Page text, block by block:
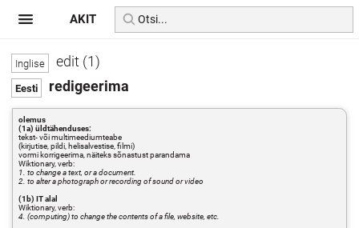
edit (1)
redigeerima
olemus
(1a) üldtähenduses:
tekst- või multimeediumteabe
(kirjutise, pildi, helisalvestise, filmi)
vormi korrigeerima, näiteks sõnastust parandama
Wiktionary, verb:
1. to change a text, or a document.
2. to alter a photograph or recording of sound or video
(1b) IT alal
Wiktionary, verb:
4. (computing) to change the contents of a file, website, etc.
AKIT